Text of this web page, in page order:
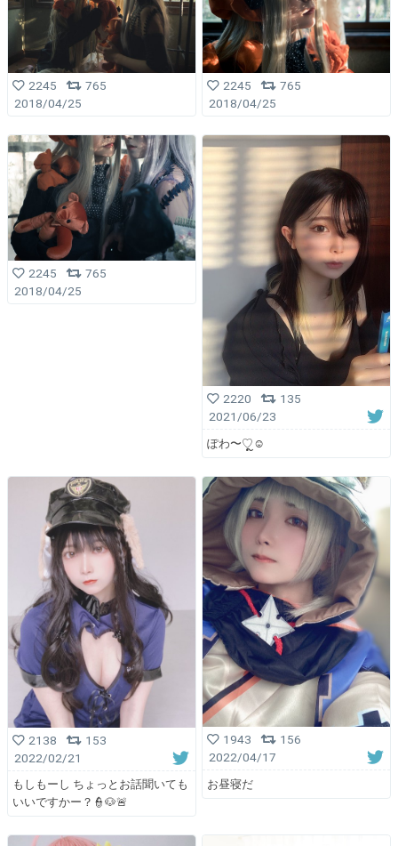
2245
765
2018/04/25
2245
765
2018/04/25
2245
765
2018/04/25
2220
135
2021/06/23
ぽわ〜♡ຼ☺︎
2138
153
2022/02/21
もしもーし ちょっとお話聞いても
いいですかー？👮🐶🚨
1943
156
2022/04/17
お昼寝だ